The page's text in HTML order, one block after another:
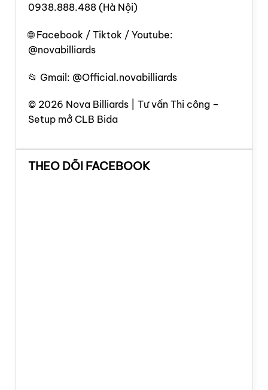
0938.888.488 (Hà Nội)
🌐 Facebook / Tiktok / Youtube:
@novabilliards
📂 Gmail: @Official.novabilliards
© 2026 Nova Billiards | Tư vấn Thi công –
Setup mở CLB Bida
THEO DÕI FACEBOOK